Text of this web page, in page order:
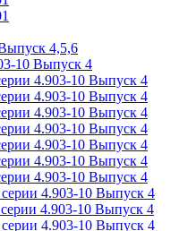
4,5,6
10 Выпуск 4
4.903-10 Выпуск 4
4.903-10 Выпуск 4
4.903-10 Выпуск 4
4.903-10 Выпуск 4
4.903-10 Выпуск 4
4.903-10 Выпуск 4
4.903-10 Выпуск 4
4.903-10 Выпуск 4
4.903-10 Выпуск 4
4.903-10 Выпуск 4